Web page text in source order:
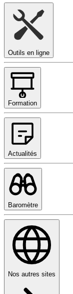
Outils en ligne
Formation
Actualités
Baromètre
Nos autres sites